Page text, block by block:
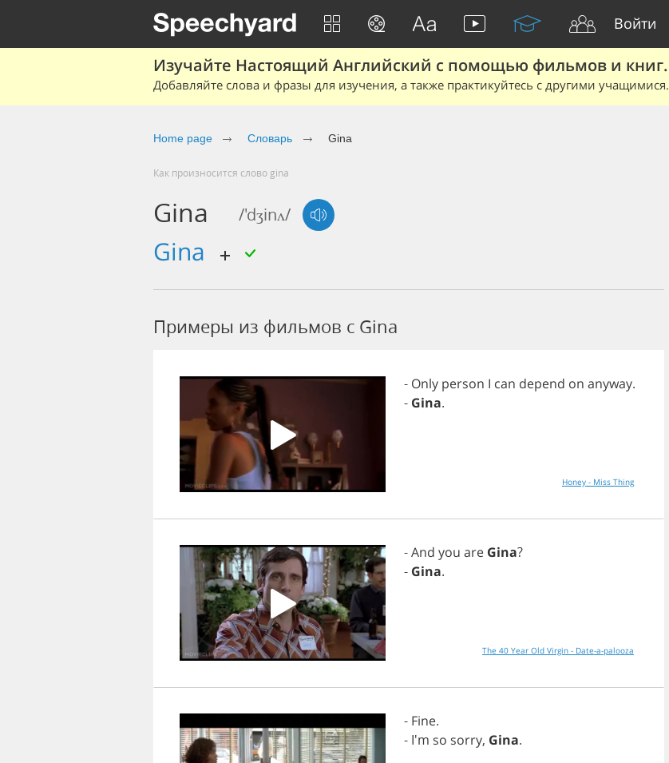
Войти
Изучайте Настоящий Английский с помощью фильмов и книг.
Добавляйте слова и фразы для изучения, а также практикуйтесь с другими учащимися.
Home page Словарь Gina
Как произносится слово gina
Gina /'dʒinʌ/
gina
Примеры из фильмов c Gina
- Only person I can depend on anyway.
- Gina.
Honey - Miss Thing
-And you are Gina?
- Gina.
The 40 Year Old Virgin - Date-a-palooza
- Fine.
- I'm so sorry, Gina.